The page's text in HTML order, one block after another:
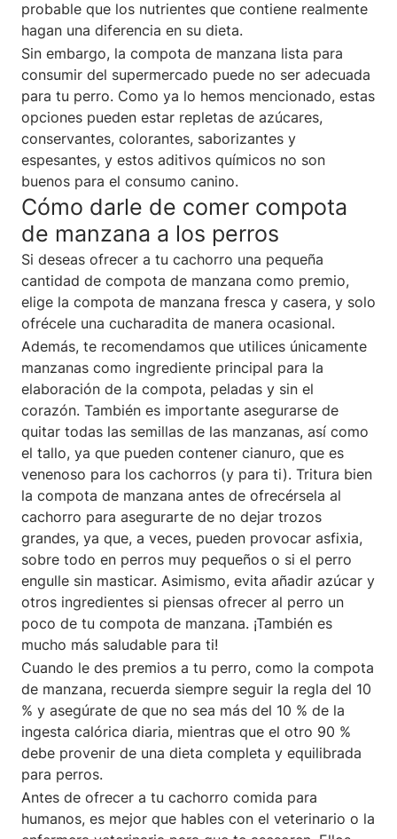
probable que los nutrientes que contiene realmente
hagan una diferencia en su dieta.
Sin embargo, la compota de manzana lista para
consumir del supermercado puede no ser adecuada
para tu perro. Como ya lo hemos mencionado, estas
opciones pueden estar repletas de azúcares,
conservantes, colorantes, saborizantes y
espesantes, y estos aditivos químicos no son
buenos para el consumo canino.
Cómo darle de comer compota
de manzana a los perros
Si deseas ofrecer a tu cachorro una pequeña
cantidad de compota de manzana como premio,
elige la compota de manzana fresca y casera, y solo
ofrécele una cucharadita de manera ocasional.
Además, te recomendamos que utilices únicamente
manzanas como ingrediente principal para la
elaboración de la compota, peladas y sin el
corazón. También es importante asegurarse de
quitar todas las semillas de las manzanas, así como
el tallo, ya que pueden contener cianuro, que es
venenoso para los cachorros (y para ti). Tritura bien
la compota de manzana antes de ofrecérsela al
cachorro para asegurarte de no dejar trozos
grandes, ya que, a veces, pueden provocar asfixia,
sobre todo en perros muy pequeños o si el perro
engulle sin masticar. Asimismo, evita añadir azúcar y
otros ingredientes si piensas ofrecer al perro un
poco de tu compota de manzana. ¡También es
mucho más saludable para ti!
Cuando le des premios a tu perro, como la compota
de manzana, recuerda siempre seguir la regla del 10
% y asegúrate de que no sea más del 10 % de la
ingesta calórica diaria, mientras que el otro 90 %
debe provenir de una dieta completa y equilibrada
para perros.
Antes de ofrecer a tu cachorro comida para
humanos, es mejor que hables con el veterinario o la